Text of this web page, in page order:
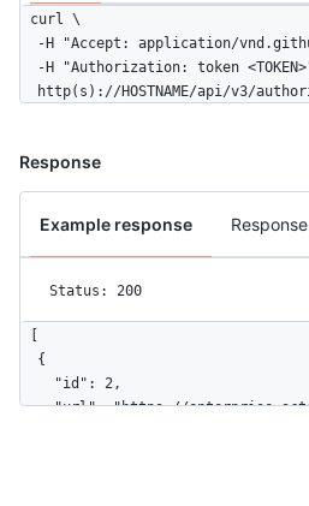
curl \
-H "Accept: application/
-H "Authorization: token
http(s)://HOSTNAME/api/v3/
Response
Example response
Status: 200
  {
    "id": 2,
"url": "https://